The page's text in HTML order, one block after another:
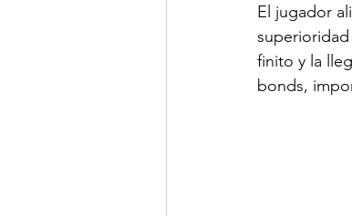
El jugador
finito y la
bonds,